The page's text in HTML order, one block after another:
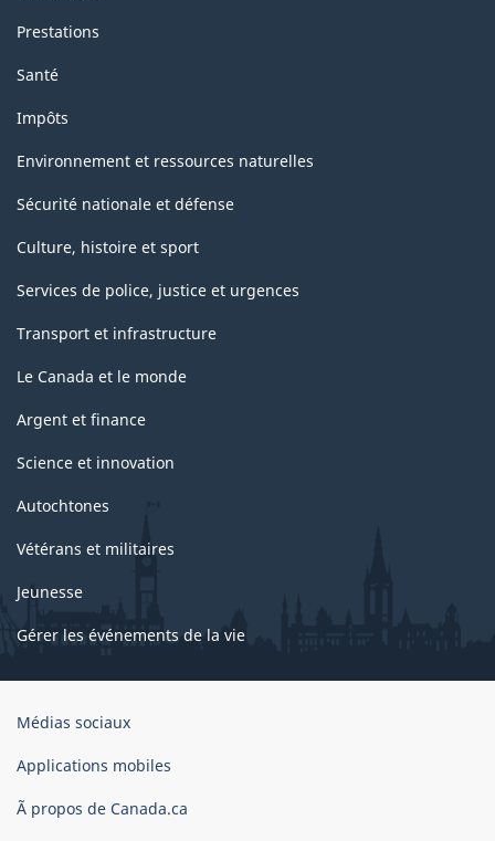
Prestations
Santé
Impôts
Environnement et ressources naturelles
Sécurité nationale et défense
Culture, histoire et sport
Services de police, justice et urgences
Transport et infrastructure
Le Canada et le monde
Argent et finance
Science et innovation
Autochtones
Vétérans et militaires
Jeunesse
Gérer les événements de la vie
Organisation
gouvernement
Canada
Médias sociaux
Applications mobiles
Ã propos de Canada.ca